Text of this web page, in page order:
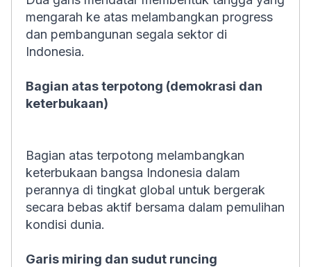
mengarah ke atas melambangkan progress
dan pembangunan segala sektor di
Indonesia.
Bagian atas terpotong (demokrasi dan
keterbukaan)
Bagian atas terpotong melambangkan
keterbukaan bangsa Indonesia dalam
perannya di tingkat global untuk bergerak
secara bebas aktif bersama dalam pemulihan
kondisi dunia.
Garis miring dan sudut runcing